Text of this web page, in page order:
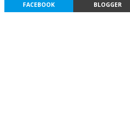
FACEBOOK BLOGGER